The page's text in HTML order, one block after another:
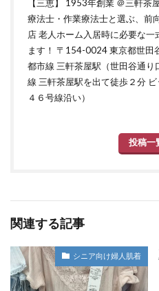
【三恵】 1953年創業 ＠三軒茶
療法士・作業療法士と選ぶ、前
店 老人ホーム入居時に必要な
ます！ 〒154-0024 東京都世
都市線 三軒茶屋駅（世田谷通
線 三軒茶屋駅を出て徒歩２分
４６号線沿い）
投稿一
関連する記事
シニア向け婦人肌着